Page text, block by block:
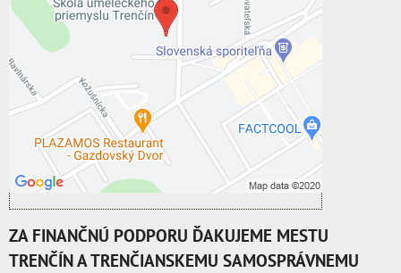
Prajete si načítať externý obsah?
Povoliť tentokrát
Povoliť a zapamätať - súhlas s druhom
cookie: Funkčné
Otvoriť obsah v novom okne
ZA FINANČNÚ PODPORU ĎAKUJEME MESTU
TRENČÍN A TRENČIANSKEMU SAMOSPRÁVNEMU